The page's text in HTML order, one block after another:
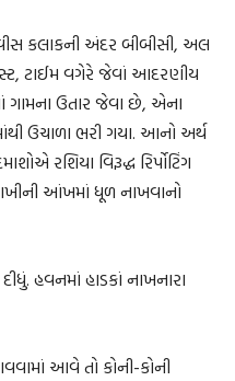
કલાકની અંદર બીબીસી, અલ
ટાઈમ વગેરે જેવાં આદરણીય
ગામના ઉતાર જેવા છે, એના
ઉચાળા ભરી ગયા. આનો અર્થ
રશિયા વિરૂદ્ધ રિર્પોટિંગ
આંખમાં ધૂળ નાખવાનો
હવનમાં હાડકાં નાખનારા
આવે તો કોની-કોની